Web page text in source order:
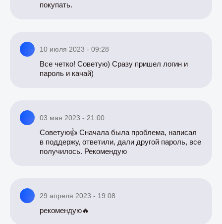
покупать.
10 июля 2023 - 09:28
Все четко! Советую) Сразу пришел логин и
пароль и качай)
03 мая 2023 - 21:00
Советую👍 Сначала была проблема, написал
в поддержу, ответили, дали другой пароль, все
получилось. Рекомендую
29 апреля 2023 - 19:08
рекомендую🔥